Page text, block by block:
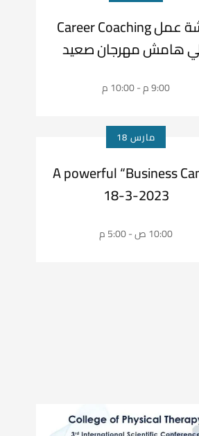
ورشة عمل Career Coaching
هامش مهرجان صعيد
9:00 م - 10:00 م
مارس 18
A powerful “Business
18-3-2023
10:00 ص - 5:00 م